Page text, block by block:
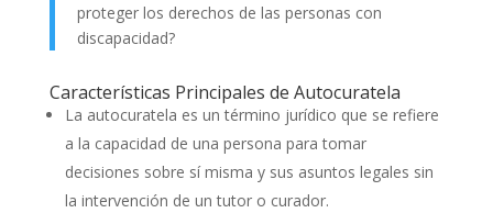
proteger los derechos de las personas con
discapacidad?
Características Principales de Autocuratela
La autocuratela es un término jurídico que se refiere
a la capacidad de una persona para tomar
decisiones sobre sí misma y sus asuntos legales sin
la intervención de un tutor o curador.